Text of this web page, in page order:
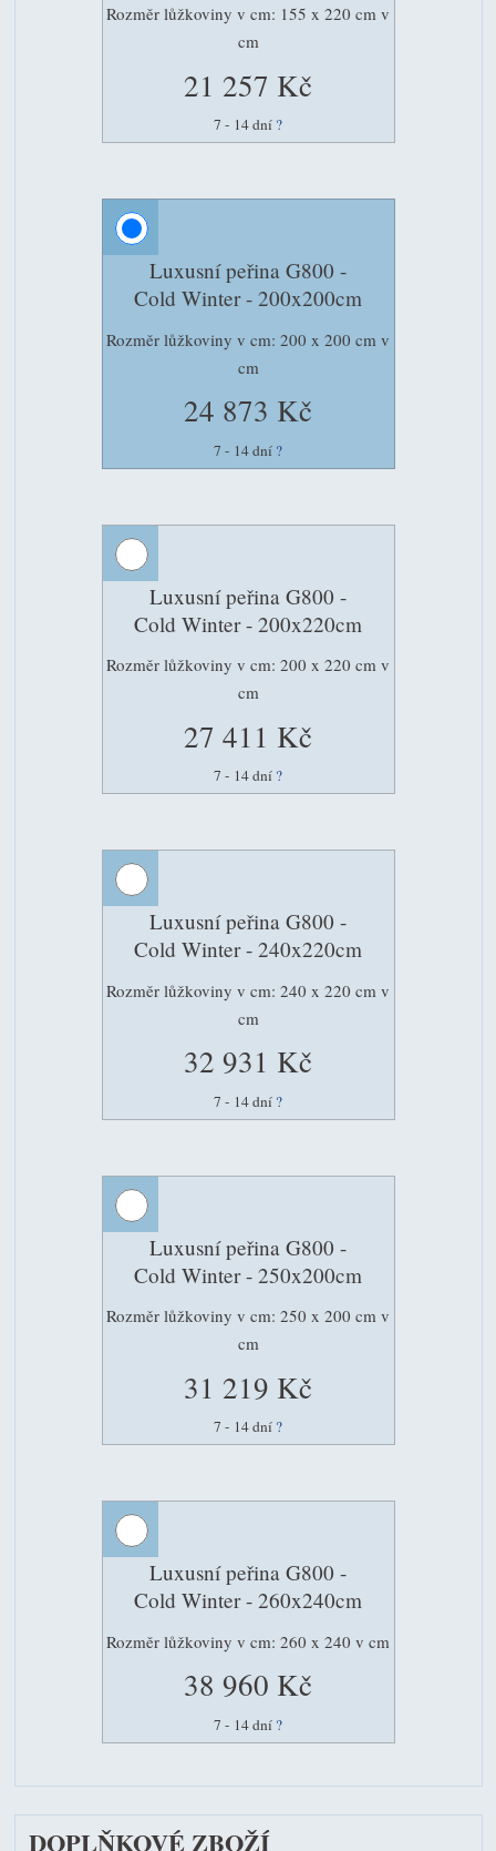
Rozměr lůžkoviny v cm: 155 x 220 cm v
cm
21 257 Kč
7 - 14 dní ?
Luxusní peřina G800 -
Cold Winter - 200x200cm
Rozměr lůžkoviny v cm: 200 x 200 cm v
cm
24 873 Kč
7 - 14 dní ?
Luxusní peřina G800 -
Cold Winter - 200x220cm
Rozměr lůžkoviny v cm: 200 x 220 cm v
cm
27 411 Kč
7 - 14 dní ?
Luxusní peřina G800 -
Cold Winter - 240x220cm
Rozměr lůžkoviny v cm: 240 x 220 cm v
cm
32 931 Kč
7 - 14 dní ?
Luxusní peřina G800 -
Cold Winter - 250x200cm
Rozměr lůžkoviny v cm: 250 x 200 cm v
cm
31 219 Kč
7 - 14 dní ?
Luxusní peřina G800 -
Cold Winter - 260x240cm
Rozměr lůžkoviny v cm: 260 x 240 v cm
38 960 Kč
7 - 14 dní ?
DOPLŇKOVÉ ZBOŽÍ